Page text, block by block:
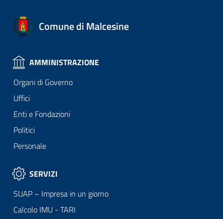
Comune di Malcesine
AMMINISTRAZIONE
Organi di Governo
Uffici
Enti e Fondazioni
Politici
Personale
SERVIZI
SUAP – Impresa in un giorno
Calcolo IMU - TARI